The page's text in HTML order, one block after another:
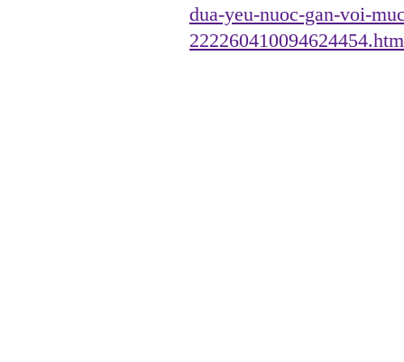
dua-yeu-nuoc-gan-voi-
222260410094624454.htm